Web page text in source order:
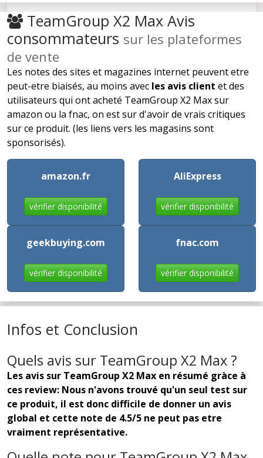
TeamGroup X2 Max Avis
consommateurs sur les plateformes
de vente
Les notes des sites et magazines internet peuvent etre
peut-etre biaisés, au moins avec les avis client et des
utilisateurs qui ont acheté TeamGroup X2 Max sur
amazon ou la fnac, on est sur d'avoir de vrais critiques
sur ce produit. (les liens vers les magasins sont
sponsorisés).
amazon.fr
vérifier disponibilité
AliExpress
vérifier disponibilité
geekbuying.com
vérifier disponibilité
fnac.com
vérifier disponibilité
Infos et Conclusion
Quels avis sur TeamGroup X2 Max ?
Les avis sur TeamGroup X2 Max en résumé gràce à
ces review: Nous n'avons trouvé qu'un seul test sur
ce produit, il est donc difficile de donner un avis
global et cette note de 4.5/5 ne peut pas etre
vraiment représentative.